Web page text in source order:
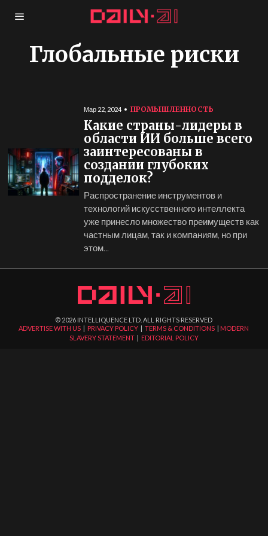
Глобальные риски
Мар 22, 2024 ПРОМЫШЛЕННОСТЬ
Какие страны-лидеры в
области ИИ больше всего
заинтересованы в
создании глубоких
подделок?
Распространение инструментов и
технологий искусственного интеллекта
уже принесло множество преимуществ как
частным лицам, так и компаниям, но при
этом...
© 2026 INTELLIQUENCE LTD. ALL RIGHTS RESERVED
ADVERTISE WITH US | PRIVACY POLICY |TERMS & CONDITIONS | MODERN
SLAVERY STATEMENT| EDITORIAL POLICY